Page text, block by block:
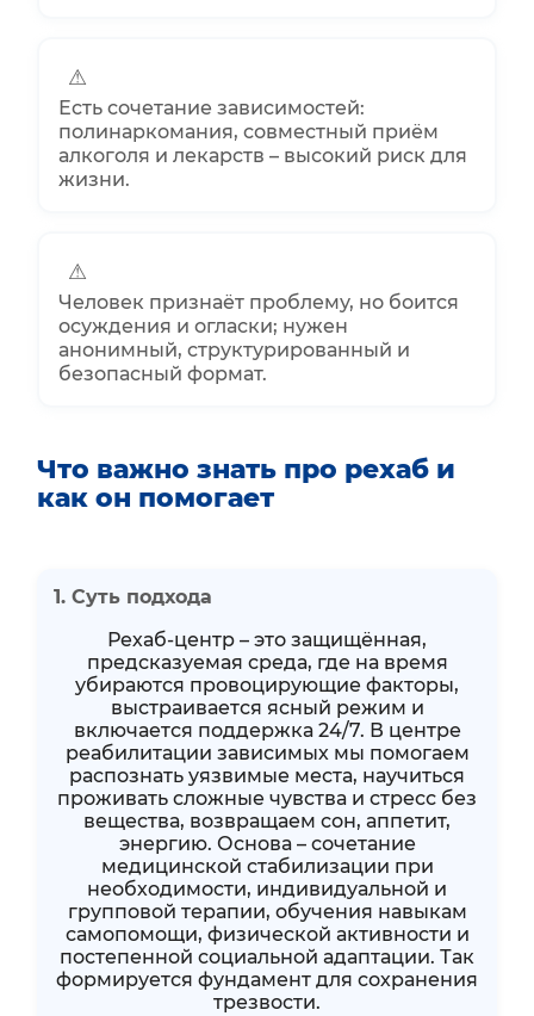
⚠
Есть сочетание зависимостей:
полинаркомания, совместный приём
алкоголя и лекарств – высокий риск для
жизни.
⚠
Человек признаёт проблему, но боится
осуждения и огласки; нужен
анонимный, структурированный и
безопасный формат.
Что важно знать про рехаб и
как он помогает
1. Суть подхода
Рехаб-центр – это защищённая,
предсказуемая среда, где на время
убираются провоцирующие факторы,
выстраивается ясный режим и
включается поддержка 24/7. В центре
реабилитации зависимых мы помогаем
распознать уязвимые места, научиться
проживать сложные чувства и стресс без
вещества, возвращаем сон, аппетит,
энергию. Основа – сочетание
медицинской стабилизации при
необходимости, индивидуальной и
групповой терапии, обучения навыкам
самопомощи, физической активности и
постепенной социальной адаптации. Так
формируется фундамент для сохранения
трезвости.